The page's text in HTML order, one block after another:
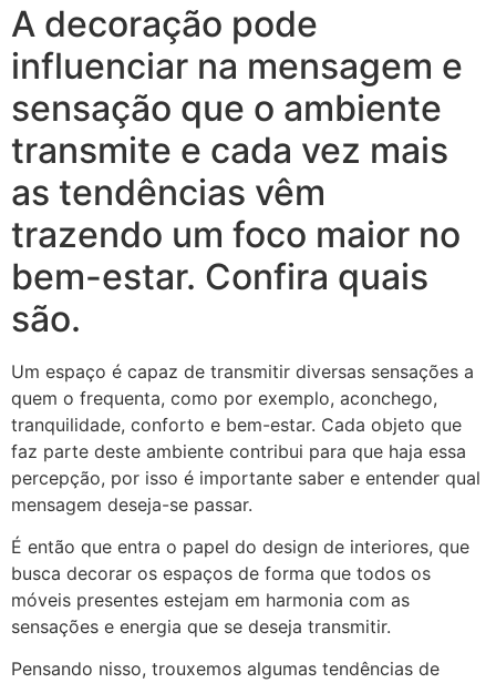
A decoração pode
influenciar na mensagem e
sensação que o ambiente
transmite e cada vez mais
as tendências vêm
trazendo um foco maior no
bem-estar. Confira quais
são.
Um espaço é capaz de transmitir diversas sensações a
quem o frequenta, como por exemplo, aconchego,
tranquilidade, conforto e bem-estar. Cada objeto que
faz parte deste ambiente contribui para que haja essa
percepção, por isso é importante saber e entender qual
mensagem deseja-se passar.
É então que entra o papel do design de interiores, que
busca decorar os espaços de forma que todos os
móveis presentes estejam em harmonia com as
sensações e energia que se deseja transmitir.
Pensando nisso, trouxemos algumas tendências de